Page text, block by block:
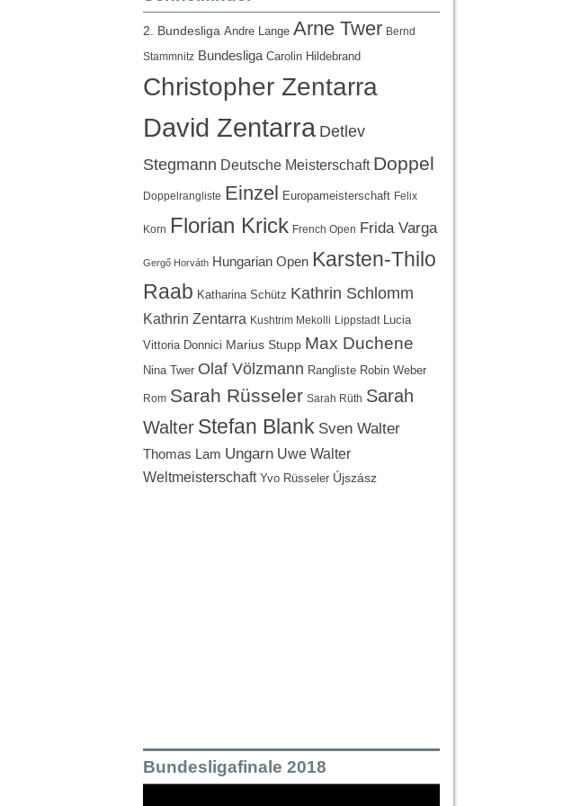
2. Bundesliga Andre Lange Arne Twer Bernd
Stammnitz Bundesliga Carolin Hildebrand
Christopher Zentarra
David Zentarra Detlev
Stegmann Deutsche Meisterschaft Doppel
Doppelrangliste Einzel Europameisterschaft Felix
Korn Florian Krick French Open Frida Varga
Gergő Horváth Hungarian Open Karsten-Thilo
Raab Katharina Schütz Kathrin Schlomm
Kathrin Zentarra Kushtrim Mekolli Lippstadt
Lucia
Vittoria Donnici Marius Stupp Max Duchene
Nina Twer Olaf Völzmann Rangliste Robin Weber
Rom Sarah Rüsseler Sarah Rüth Sarah
Walter Stefan Blank Sven Walter
Thomas Lam Ungarn Uwe Walter
Weltmeisterschaft Yvo Rüsseler Újszász
Bundesligafinale 2018